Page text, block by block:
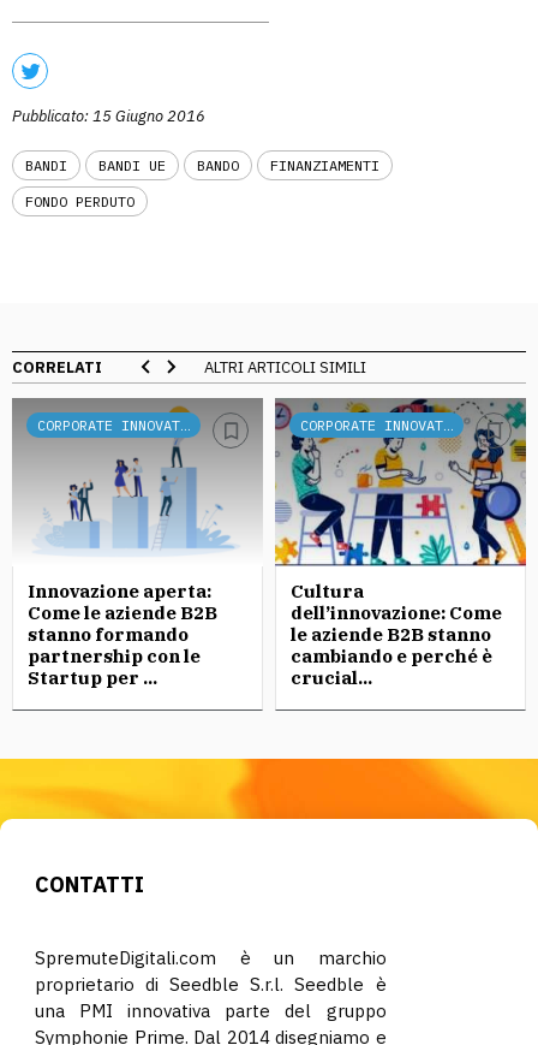
Pubblicato: 15 Giugno 2016
BANDI BANDI UE BANDO
FINANZIAMENTI
FONDO PERDUTO
CORRELATI ALTRI ARTICOLI SIMILI
CORPORATE INNOVATION
Innovazione aperta:
Come le aziende B2B
stanno formando
partnership con le
Startup per ...
CORPORATE INNOVATION
Cultura
dell’innovazione: Come
le aziende B2B stanno
cambiando e perché è
crucial...
CONTATTI
SpremuteDigitali.com è un marchio
proprietario di Seedble S.r.l. Seedble è
una PMI innovativa parte del gruppo
Symphonie Prime. Dal 2014 disegniamo e